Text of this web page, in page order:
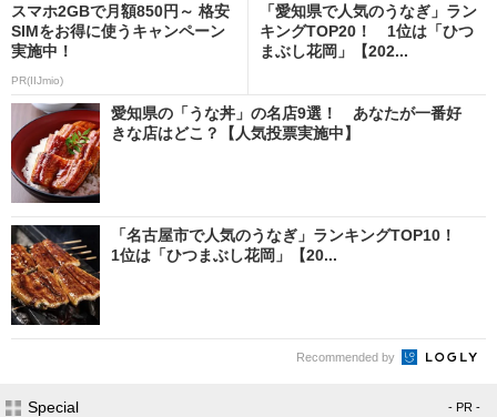
スマホ2GBで月額850円～ 格安
SIMをお得に使うキャンペーン
実施中！
PR(IIJmio)
「愛知県で人気のうなぎ」ラン
キングTOP20！ 1位は「ひつ
まぶし花岡」【202...
愛知県の「うな丼」の名店9選！ あなたが一番好
きな店はどこ？【人気投票実施中】
「名古屋市で人気のうなぎ」ランキングTOP10！
1位は「ひつまぶし花岡」【20...
Recommended by
Special - PR -